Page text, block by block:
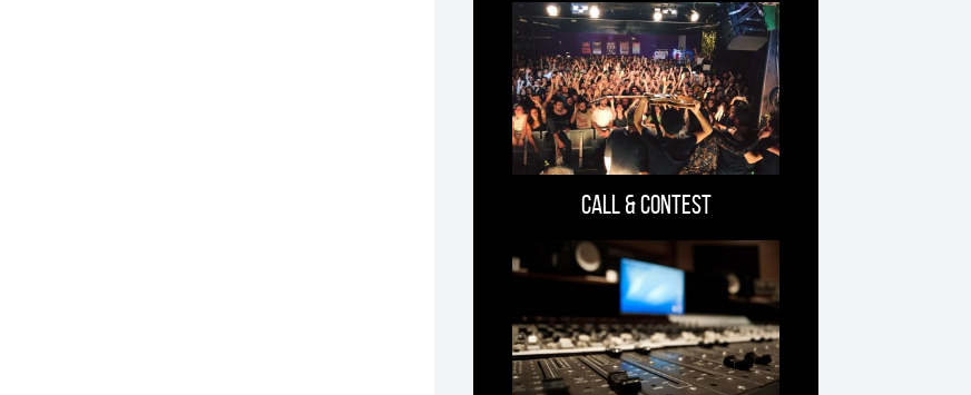
Ti
può
interessare
Call & Contest